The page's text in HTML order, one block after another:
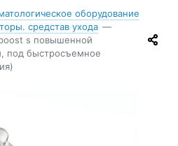
оборудование
средстав ухода —
s повышенной
под быстросъемное